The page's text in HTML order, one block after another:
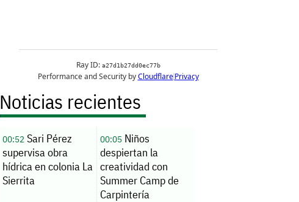
Noticias recientes
00:52 Sari Pérez
supervisa obra
hídrica en colonia La
Sierrita
00:05Niños
despiertan la
creatividad con
Summer Camp de
Carpintería